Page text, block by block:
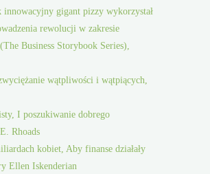
innowacyjny gigant pizzy wykorzystał
rewolucji w zakresie
Business Storybook Series),
wątpliwości i wątpiących,
I poszukiwanie dobrego
Rhoads
kobiet, Aby finanse działały
Ellen Iskenderian